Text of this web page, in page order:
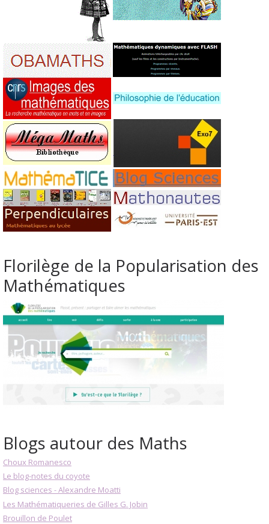
Florilège de la Popularisation des
Mathématiques
Blogs autour des Maths
Choux Romanesco
Le blog-notes du coyote
Blog sciences - Alexandre Moatti
Les Mathématiqueries de Gilles G. Jobin
Brouillon de Poulet